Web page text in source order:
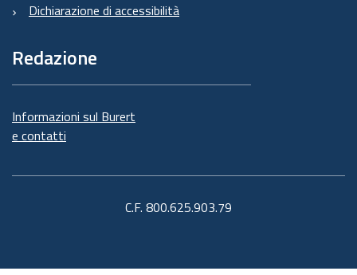
Dichiarazione di accessibilità
Redazione
Informazioni sul Burert
e contatti
C.F. 800.625.903.79